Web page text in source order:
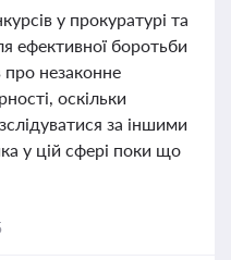
у прокуратурі та
ефективної боротьби
про незаконне
оскільки
за іншими
у цій сфері поки що